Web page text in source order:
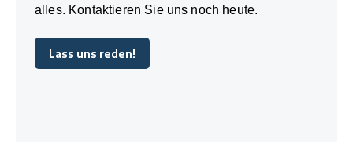
alles. Kontaktieren Sie uns noch heute.
Lass uns reden!
Lass uns reden!